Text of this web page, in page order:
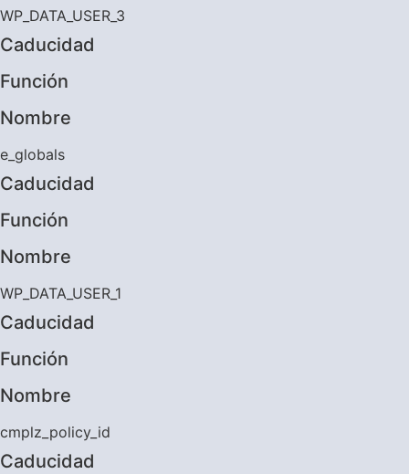
WP_DATA_USER_3
Caducidad
Función
Nombre
e_globals
Caducidad
Función
Nombre
WP_DATA_USER_1
Caducidad
Función
Nombre
cmplz_policy_id
Caducidad